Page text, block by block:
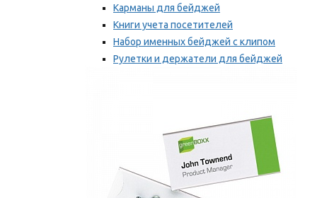
Карманы для бейджей
Книги учета посетителей
Набор именных бейджей с клипом
Рулетки и держатели для бейджей